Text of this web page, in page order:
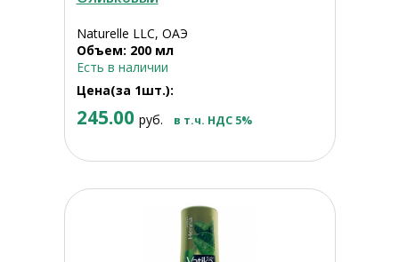
Naturelle LLC, ОАЭ
Объем: 200 мл
Есть в наличии
Цена(за 1шт.):
245.00 руб. в т.ч. НДС 5%